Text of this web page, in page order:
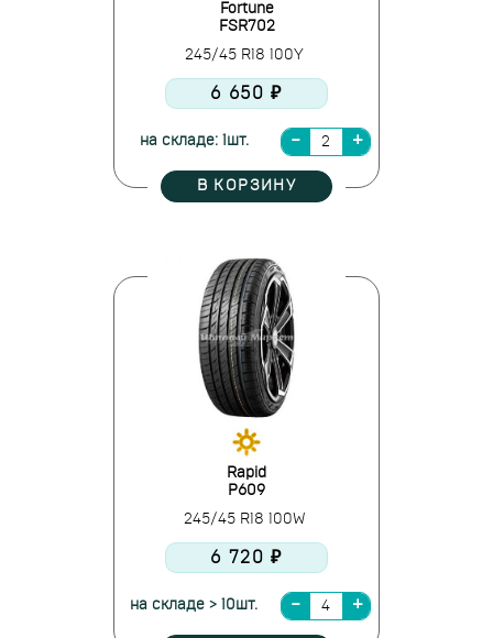
Fortune
FSR702
245/45 R18 100Y
6 650 ₽
на складе: 1шт.
В КОРЗИНУ
Rapid
P609
245/45 R18 100W
6 720 ₽
на складе > 10шт.